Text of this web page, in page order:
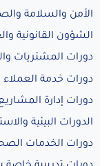
الأمن والسلامة
الشؤون القانونية
دورات المشتريات
دورات خدمة
دورات إدارة
الدورات البيئية
دورات الخدمات